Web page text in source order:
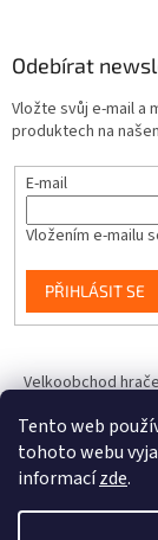
Tento web
tohoto webu
informacízde.
Odebírat
Vložte svůj e-mail a
produktech na
E-mail
Vložením e-mailu
PŘIHLÁSIT SE
Velkoobchod